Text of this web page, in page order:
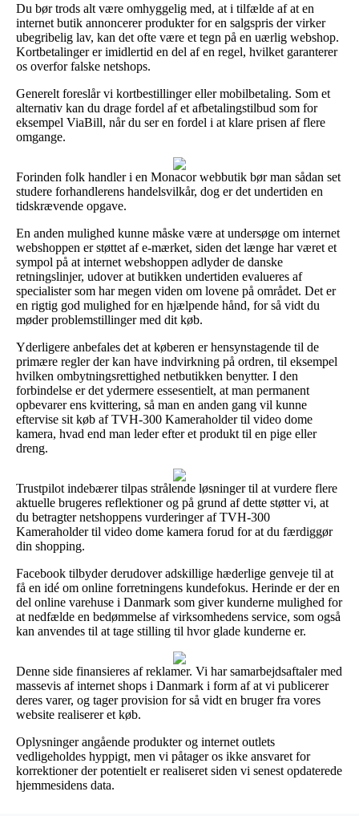
Du bør trods alt være omhyggelig med, at i tilfælde af at en
internet butik annoncerer produkter for en salgspris der virker
ubegribelig lav, kan det ofte være et tegn på en uærlig webshop.
Kortbetalinger er imidlertid en del af en regel, hvilket garanterer
os overfor falske netshops.
Generelt foreslår vi kortbestillinger eller mobilbetaling. Som et
alternativ kan du drage fordel af et afbetalingstilbud som for
eksempel ViaBill, når du ser en fordel i at klare prisen af flere
omgange.
Forinden folk handler i en Monacor webbutik bør man sådan set
studere forhandlerens handelsvilkår, dog er det undertiden en
tidskrævende opgave.
En anden mulighed kunne måske være at undersøge om internet
webshoppen er støttet af e-mærket, siden det længe har været et
sympol på at internet webshoppen adlyder de danske
retningslinjer, udover at butikken undertiden evalueres af
specialister som har megen viden om lovene på området. Det er
en rigtig god mulighed for en hjælpende hånd, for så vidt du
møder problemstillinger med dit køb.
Yderligere anbefales det at køberen er hensynstagende til de
primære regler der kan have indvirkning på ordren, til eksempel
hvilken ombytningsrettighed netbutikken benytter. I den
forbindelse er det ydermere essesentielt, at man permanent
opbevarer ens kvittering, så man en anden gang vil kunne
eftervise sit køb af TVH-300 Kameraholder til video dome
kamera, hvad end man leder efter et produkt til en pige eller
dreng.
Trustpilot indebærer tilpas strålende løsninger til at vurdere flere
aktuelle brugeres reflektioner og på grund af dette støtter vi, at
du betragter netshoppens vurderinger af TVH-300
Kameraholder til video dome kamera forud for at du færdiggør
din shopping.
Facebook tilbyder derudover adskillige hæderlige genveje til at
få en idé om online forretningens kundefokus. Herinde er der en
del online varehuse i Danmark som giver kunderne mulighed for
at nedfælde en bedømmelse af virksomhedens service, som også
kan anvendes til at tage stilling til hvor glade kunderne er.
Denne side finansieres af reklamer. Vi har samarbejdsaftaler med
massevis af internet shops i Danmark i form af at vi publicerer
deres varer, og tager provision for så vidt en bruger fra vores
website realiserer et køb.
Oplysninger angående produkter og internet outlets
vedligeholdes hyppigt, men vi påtager os ikke ansvaret for
korrektioner der potentielt er realiseret siden vi senest opdaterede
hjemmesidens data.